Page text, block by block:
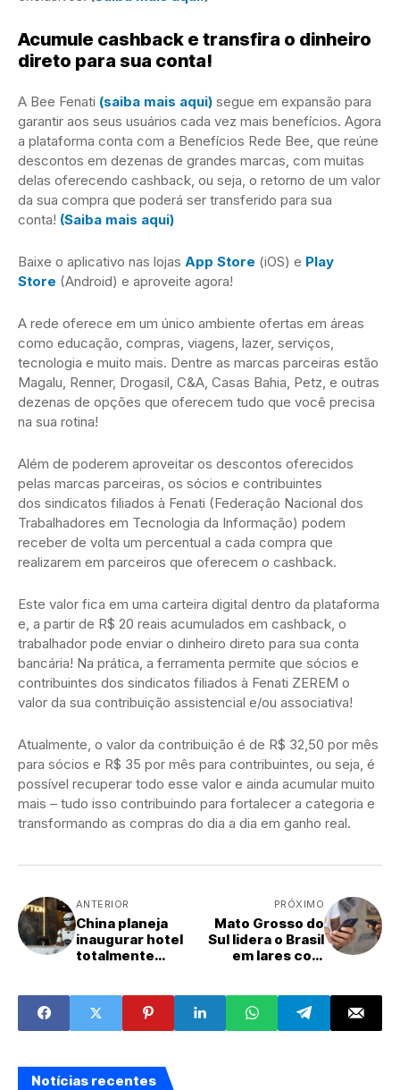
Acumule cashback e transfira o dinheiro
direto para sua conta!
A Bee Fenati (saiba mais aqui) segue em expansão para
garantir aos seus usuários cada vez mais benefícios. Agora
a plataforma conta com a Benefícios Rede Bee, que reúne
descontos em dezenas de grandes marcas, com muitas
delas oferecendo cashback, ou seja, o retorno de um valor
da sua compra que poderá ser transferido para sua
conta! (Saiba mais aqui)
Baixe o aplicativo nas lojas App Store (iOS) e Play
Store (Android) e aproveite agora!
A rede oferece em um único ambiente ofertas em áreas
como educação, compras, viagens, lazer, serviços,
tecnologia e muito mais. Dentre as marcas parceiras estão
Magalu, Renner, Drogasil, C&A, Casas Bahia, Petz, e outras
dezenas de opções que oferecem tudo que você precisa
na sua rotina!
Além de poderem aproveitar os descontos oferecidos
pelas marcas parceiras, os sócios e contribuintes
dos sindicatos filiados à Fenati (Federação Nacional dos
Trabalhadores em Tecnologia da Informação) podem
receber de volta um percentual a cada compra que
realizarem em parceiros que oferecem o cashback.
Este valor fica em uma carteira digital dentro da plataforma
e, a partir de R$ 20 reais acumulados em cashback, o
trabalhador pode enviar o dinheiro direto para sua conta
bancária! Na prática, a ferramenta permite que sócios e
contribuintes dos sindicatos filiados à Fenati ZEREM o
valor da sua contribuição assistencial e/ou associativa!
Atualmente, o valor da contribuição é de R$ 32,50 por mês
para sócios e R$ 35 por mês para contribuintes, ou seja, é
possível recuperar todo esse valor e ainda acumular muito
mais – tudo isso contribuindo para fortalecer a categoria e
transformando as compras do dia a dia em ganho real.
ANTERIOR
China planeja
inaugurar hotel
totalmente
PRÓXIMO
Mato Grosso do
Sul lidera o Brasil
em lares com
Notícias recentes